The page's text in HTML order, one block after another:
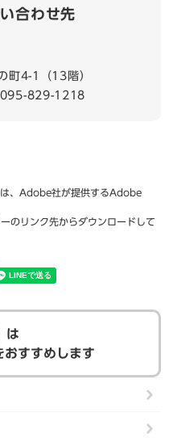
合わせ先
町4-1（13階）
829-1218
は、Adobe社が提供するAdobe
のリンク先からダウンロードして
は
おすすめします